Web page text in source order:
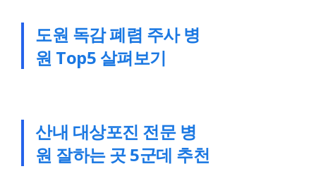
도원 독감 폐렴 주사 병
원 Top5 살펴보기
산내 대상포진 전문 병
원 잘하는 곳 5군데 추천